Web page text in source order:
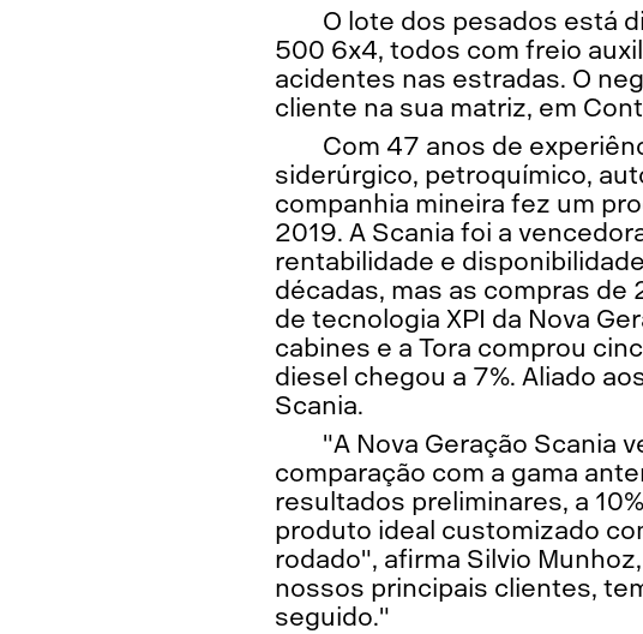
O lote dos pesados está
500 6x4, todos com freio
acidentes nas estradas. O
cliente na sua matriz, em
Com 47 anos de
siderúrgico, petroquímico,
companhia mineira fez um
2019. A Scania foi a
rentabilidade e
décadas, mas as compras de
de tecnologia XPI da Nova
cabines e a Tora comprou
diesel chegou a 7%. Aliado
Scania.
"A Nova Geração Scania
comparação com a gama
resultados preliminares, a
produto ideal customizado
rodado", afirma Silvio
nossos principais clientes,
seguido."